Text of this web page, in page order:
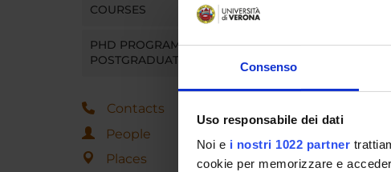
Consenso
Uso responsabile dei dati
Noi e i nostri 1022 partner
cookie per memorizzare e
COURSES
PHD PROGRAMMES AND
POSTGRADUATE TRAINING
Contacts
People
Places